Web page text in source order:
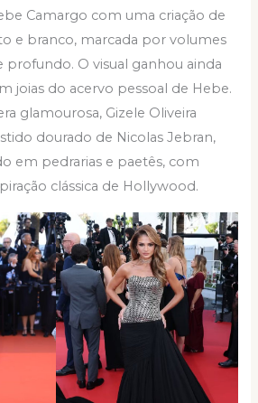
Camargo com uma criação de
e branco, marcada por volumes
profundo. O visual ganhou ainda
joias do acervo pessoal de Hebe.
glamourosa, Gizele Oliveira
dourado de Nicolas Jebran,
em pedrarias e paetês, com
clássica de Hollywood.